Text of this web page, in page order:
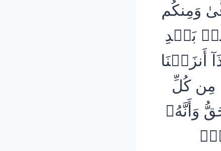
وَمِنكُم
بَعۡدِ
كُلِّ
وَأَنَّهُۥ